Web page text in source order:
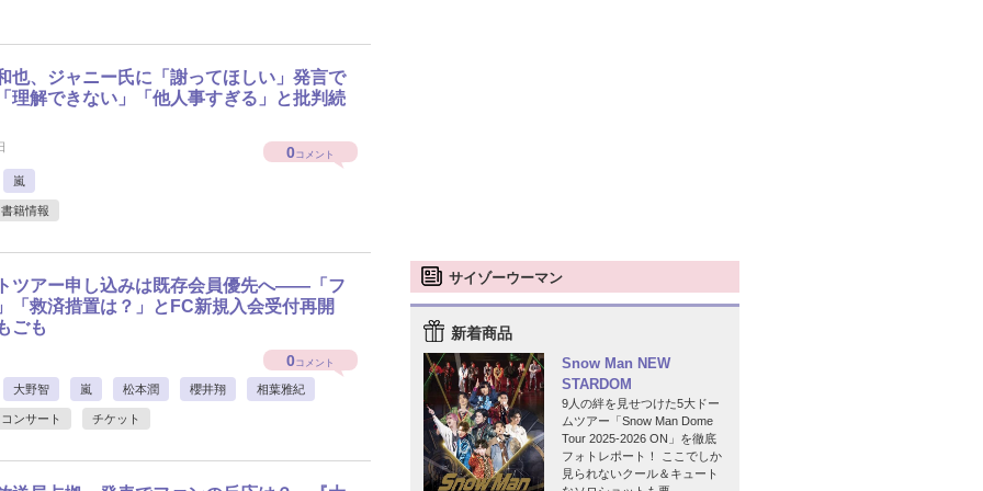
也、ジャニー氏に「謝ってほしい」発言で
解できない」「他人事すぎる」と批判続
0コメント
嵐
書籍情報
ツアー申し込みは既存会員優先へ――「フ
「救済措置は？」とFC新規入会受付再開
ごも
0コメント
大野智 嵐 松本潤 櫻井翔 相葉雅紀
コンサート チケット
サイゾーウーマン
新着商品
Snow Man NEW
STARDOM
9人の絆を見せつけた5大ドー
ムツアー「Snow Man Dome
Tour 2025-2026 ON」を徹底
フォトレポート！ ここでしか
見られないクール＆キュート